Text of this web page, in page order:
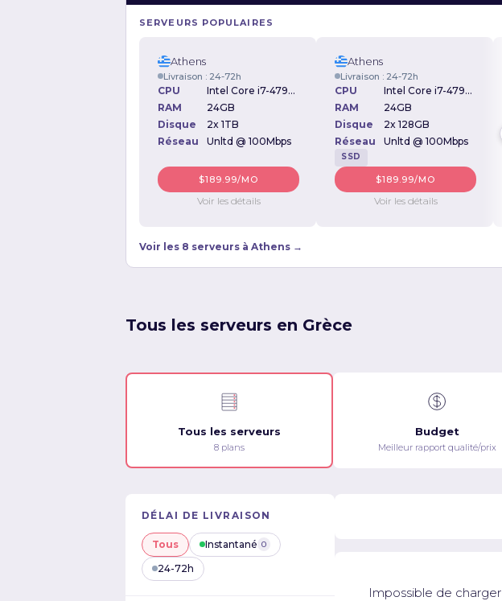
SERVEURS POPULAIRES
Athens
Livraison : 24-72h
CPU
Intel Core i7-4790 3.60GHz
RAM
24GB
Disque
2x 1TB
Réseau
Unltd @ 100Mbps
$189.99/MO
Voir les détails
Athens
Livraison : 24-72h
CPU
Intel Core i7-4790 3.60GHz
RAM
24GB
Disque
2x 128GB
Réseau
Unltd @ 100Mbps
SSD
$189.99/MO
Voir les détails
Voir les 8 serveurs à Athens →
Tous les serveurs en Grèce
Tous les serveurs
8 plans
Budget
Meilleur rapport qualité/prix
DÉLAI DE LIVRAISON
Tous Instantané 0
24-72h
Impossible de charger